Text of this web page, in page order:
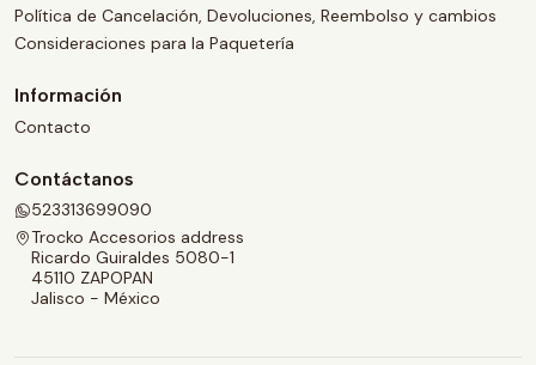
Política de Cancelación, Devoluciones, Reembolso y cambios
Consideraciones para la Paquetería
Información
Contacto
Contáctanos
523313699090
Trocko Accesorios address
Ricardo Guiraldes 5080-1
45110 ZAPOPAN
Jalisco - México